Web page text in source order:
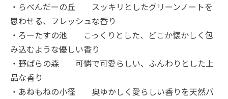
・らべんだーの丘 スッキリとしたグリーンノートを
思わせる、フレッシュな香り
・ろーたすの池 こっくりとした、どこか懐かしく包
み込むような優しい香り
・野ばらの森 可憐で可愛らしい、ふんわりとした上
品な香り
・あねもねの小径 奥ゆかしく愛らしい香りを天然バ